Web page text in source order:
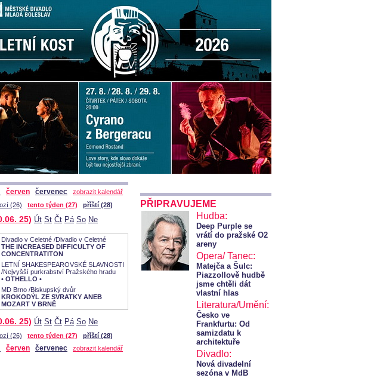
červen červenec
zobrazit kalendář
(26)
tento týden (27) příští (28)
25) Út St Čt Pá So Ne
Divadlo v Celetné /Divadlo v Celetné
THE INCREASED DIFFICULTY OF
CONCENTRATITON
LETNÍ SHAKESPEAROVSKÉ SLAVNOSTI
/Nejvyšší purkrabství Pražského hradu
• OTHELLO •
MD Brno /Biskupský dvůr
KROKODÝL ZE SVRATKY ANEB
MOZART V BRNĚ
25) Út St Čt Pá So Ne
(26) tento týden (27) příští (28)
červen červenec zobrazit kalendář
PŘIPRAVUJEME
Hudba:
Deep Purple se
vrátí do pražské O2
areny
Opera/ Tanec:
Matejča a Šulc:
Piazzollově hudbě
jsme chtěli dát
vlastní hlas
Literatura/Umění:
Česko ve
Frankfurtu: Od
samizdatu k
architektuře
Divadlo:
Nová divadelní
sezóna v MdB